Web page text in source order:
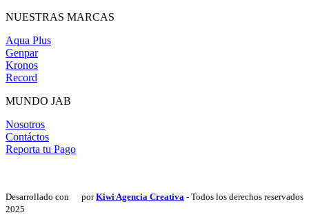
NUESTRAS MARCAS
Aqua Plus
Genpar
Kronos
Record
MUNDO JAB
Nosotros
Contáctos
Reporta tu Pago
Desarrollado con porKiwi Agencia Creativa - Todos los derechos reservados
2025